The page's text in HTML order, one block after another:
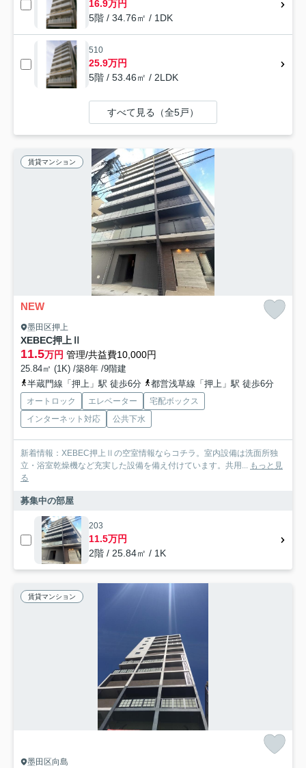
16.9万円
5階 / 34.76㎡ / 1DK
510
25.9万円
5階 / 53.46㎡ / 2LDK
すべて見る（全5戸）
賃貸マンション
NEW
墨田区押上
XEBEC押上Ⅱ
11.5万円 管理/共益費10,000円
25.84㎡ (1K) /築8年 /9階建
半蔵門線「押上」駅 徒歩6分
都営浅草線「押上」駅 徒歩6分
オートロック エレベーター
宅配ボックス
インターネット対応
公共下水
新着情報：XEBEC押上Ⅱの空室情報ならコチラ。室内設備は洗面所独
立・浴室乾燥機など充実した設備を備え付けています。共用... もっと見
る
募集中の部屋
203
11.5万円
2階 / 25.84㎡ / 1K
賃貸マンション
墨田区向島